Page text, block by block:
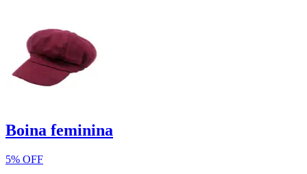
Boina feminina
5% OFF